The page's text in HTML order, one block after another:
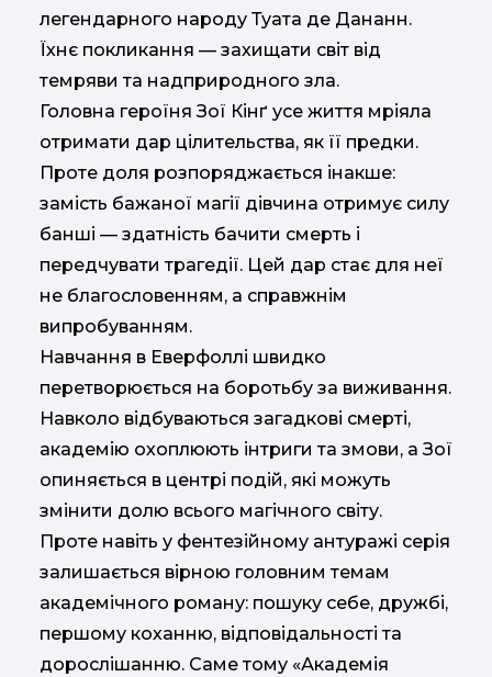
легендарного народу Туата де Дананн.
Їхнє покликання — захищати світ від
темряви та надприродного зла.
Головна героїня Зої Кінґ усе життя мріяла
отримати дар цілительства, як її предки.
Проте доля розпоряджається інакше:
замість бажаної магії дівчина отримує силу
банші — здатність бачити смерть і
передчувати трагедії. Цей дар стає для неї
не благословенням, а справжнім
випробуванням.
Навчання в Еверфоллі швидко
перетворюється на боротьбу за виживання.
Навколо відбуваються загадкові смерті,
академію охоплюють інтриги та змови, а Зої
опиняється в центрі подій, які можуть
змінити долю всього магічного світу.
Проте навіть у фентезійному антуражі серія
залишається вірною головним темам
академічного роману: пошуку себе, дружбі,
першому коханню, відповідальності та
дорослішанню. Саме тому «Академія